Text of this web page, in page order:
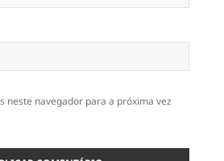
neste navegador para a próxima vez